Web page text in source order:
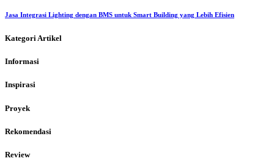
Jasa Integrasi Lighting dengan BMS untuk Smart Building yang Lebih Efisien
Kategori Artikel
Informasi
Inspirasi
Proyek
Rekomendasi
Review